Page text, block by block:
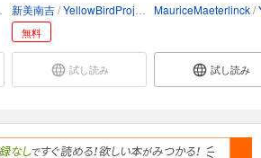
ちひろ
新美南吉 YellowBirdProject かつながみつとし
無料
試し読み
MauriceMaeterlinck
試し読み